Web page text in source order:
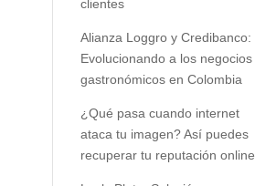
clientes
Alianza Loggro y Credibanco:
Evolucionando a los negocios
gastronómicos en Colombia
¿Qué pasa cuando internet
ataca tu imagen? Así puedes
recuperar tu reputación online